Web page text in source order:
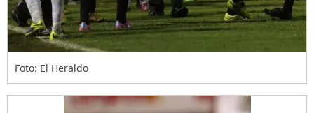
Foto: El Heraldo